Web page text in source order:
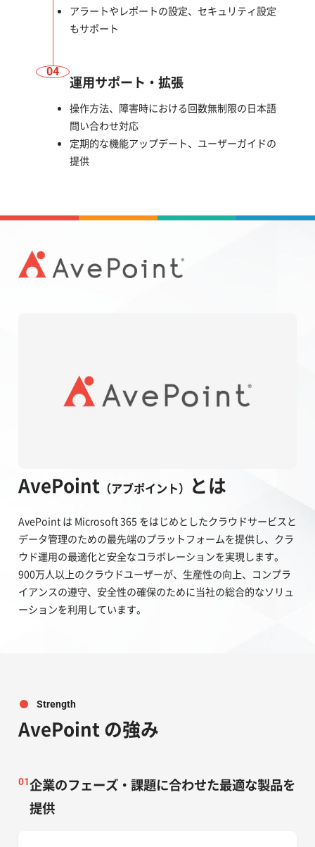
アラートやレポートの設定、セキュリティ設定
もサポート
04
運用サポート・拡張
操作方法、障害時における回数無制限の日本語
問い合わせ対応
定期的な機能アップデート、ユーザーガイドの
提供
AvePoint（アブポイント） とは
AvePoint は Microsoft 365 をはじめとしたクラウドサービスと
データ管理のための最先端のプラットフォームを提供し、クラ
ウド運用の最適化と安全なコラボレーションを実現します。
900万人以上のクラウドユーザーが、生産性の向上、コンプラ
イアンスの遵守、安全性の確保のために当社の総合的なソリュ
ーションを利用しています。
Strength
AvePoint の強み
01企業のフェーズ・課題に合わせた最適な製品を
提供